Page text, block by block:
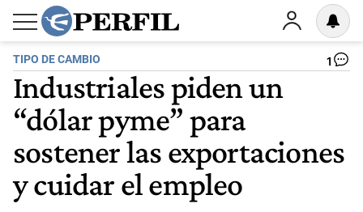
TIPO DE CAMBIO 1
Industriales piden un
“dólar pyme” para
sostener las exportaciones
y cuidar el empleo